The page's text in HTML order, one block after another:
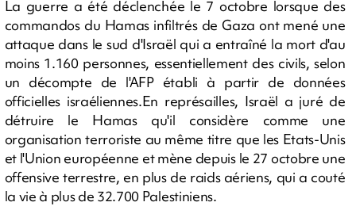
La guerre a été déclenchée le 7 octobre lorsque des
commandos du Hamas infiltrés de Gaza ont mené une
attaque dans le sud d'Israël qui a entraîné la mort d'au
moins 1.160 personnes, essentiellement des civils, selon
un décompte de l'AFP établi à partir de données
officielles israéliennes.En représailles, Israël a juré de
détruire le Hamas qu'il considère comme une
organisation terroriste au même titre que les Etats-Unis
et l'Union européenne et mène depuis le 27 octobre une
offensive terrestre, en plus de raids aériens, qui a couté
la vie à plus de 32.700 Palestiniens.